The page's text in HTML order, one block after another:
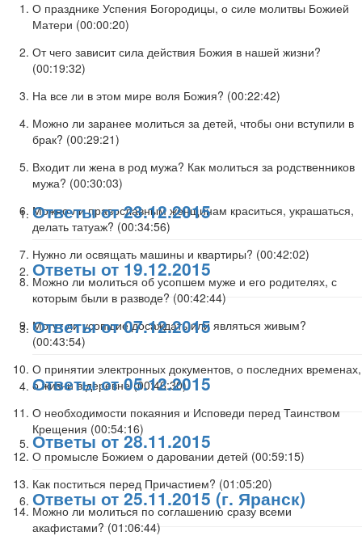
О празднике Успения Богородицы, о силе молитвы Божией
Матери (00:00:20)
От чего зависит сила действия Божия в нашей жизни?
(00:19:32)
На все ли в этом мире воля Божия? (00:22:42)
Можно ли заранее молиться за детей, чтобы они вступили в
брак? (00:29:21)
Входит ли жена в род мужа? Как молиться за родственников
мужа? (00:30:03)
Можно ли православным женщинам краситься, украшаться,
делать татуаж? (00:34:56)
Нужно ли освящать машины и квартиры? (00:42:02)
Можно ли молиться об усопшем муже и его родителях, с
которым были в разводе? (00:42:44)
Могут ли усопшие досаждать или являться живым?
(00:43:54)
О принятии электронных документов, о последних временах,
о жизни в деревне (00:46:30)
О необходимости покаяния и Исповеди перед Таинством
Крещения (00:54:16)
О промысле Божием о даровании детей (00:59:15)
Как поститься перед Причастием? (01:05:20)
Можно ли молиться по соглашению сразу всеми
акафистами? (01:06:44)
Ответы от 23.12.2015
Ответы от 19.12.2015
Ответы от 07.12.2015
Ответы от 05.12.2015
Ответы от 28.11.2015
Ответы от 25.11.2015 (г. Яранск)